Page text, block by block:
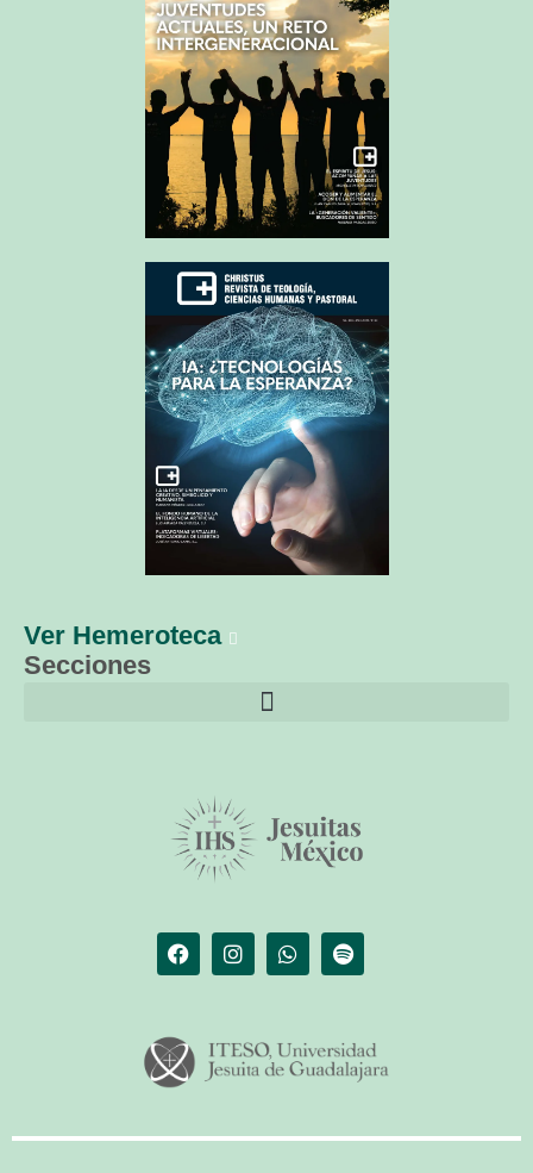
Ver Hemeroteca
Secciones